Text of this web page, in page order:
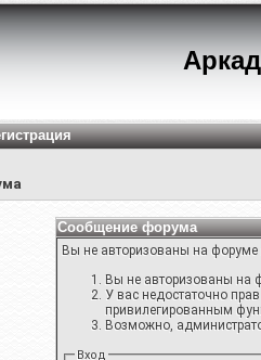
Сообщение форума
Вы не авторизованы на форуме
Вы не авторизованы на
У вас недостаточно
привилегированным
Возможно,
Вход